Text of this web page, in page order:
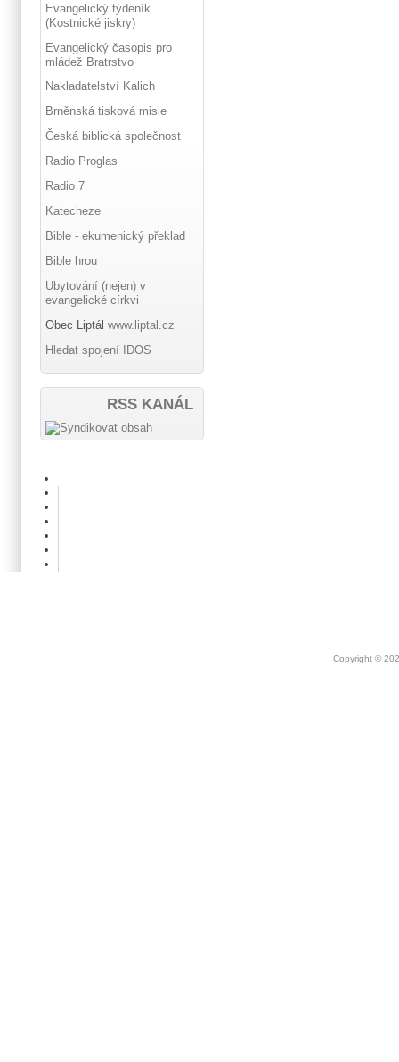
Evangelický týdeník
(Kostnické jiskry)
Evangelický časopis pro
mládež Bratrstvo
Nakladatelství Kalich
Brněnská tisková misie
Česká biblická společnost
Radio Proglas
Radio 7
Katecheze
Bible - ekumenický překlad
Bible hrou
Ubytování (nejen) v
evangelické církvi
Obec Liptál www.liptal.cz
Hledat spojení IDOS
RSS KANÁL
Copyright ©